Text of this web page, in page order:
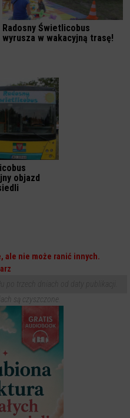
Radosny Świetlicobus
wyrusza w wakacyjną trasę!
objazd
ale nie może ranić innych.
są czyszczone.